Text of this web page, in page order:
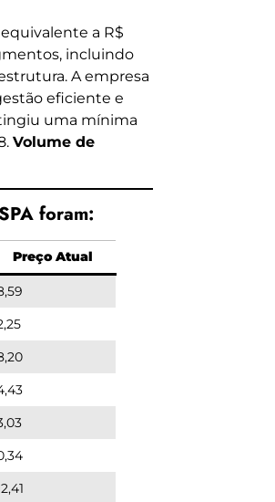
equivalente a R$
incluindo
A empresa
eficiente e
uma mínima
Volume de
foram:
Preço Atual